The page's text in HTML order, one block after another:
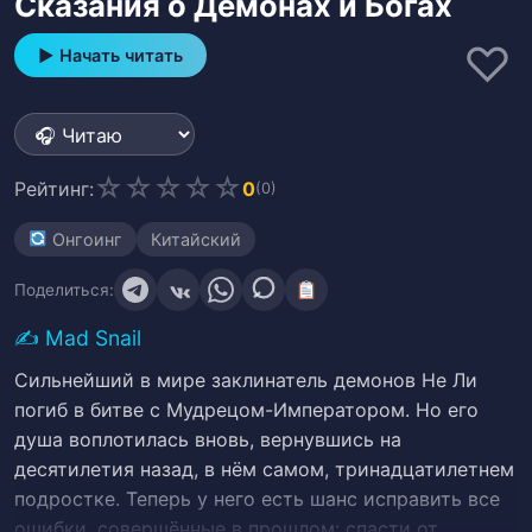
▶ Начать читать ♡
Рейтинг: ☆ ☆ ☆ ☆ ☆0(0)
Онгоинг Китайский
Поделиться:
✍️ Mad Snail
Сильнейший в мире заклинатель демонов Не Ли
погиб в битве с Мудрецом-Императором. Но его
душа воплотилась вновь, вернувшись на
десятилетия назад, в нём самом, тринадцатилетнем
подростке. Теперь у него есть шанс исправить все